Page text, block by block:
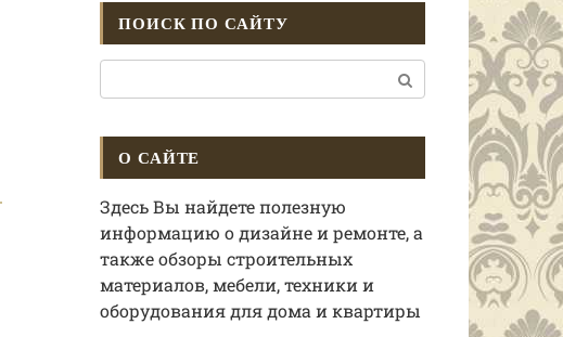
ПОИСК ПО САЙТУ
О САЙТЕ
Здесь Вы найдете полезную
информацию о дизайне и ремонте, а
также обзоры строительных
материалов, мебели, техники и
оборудования для дома и квартиры